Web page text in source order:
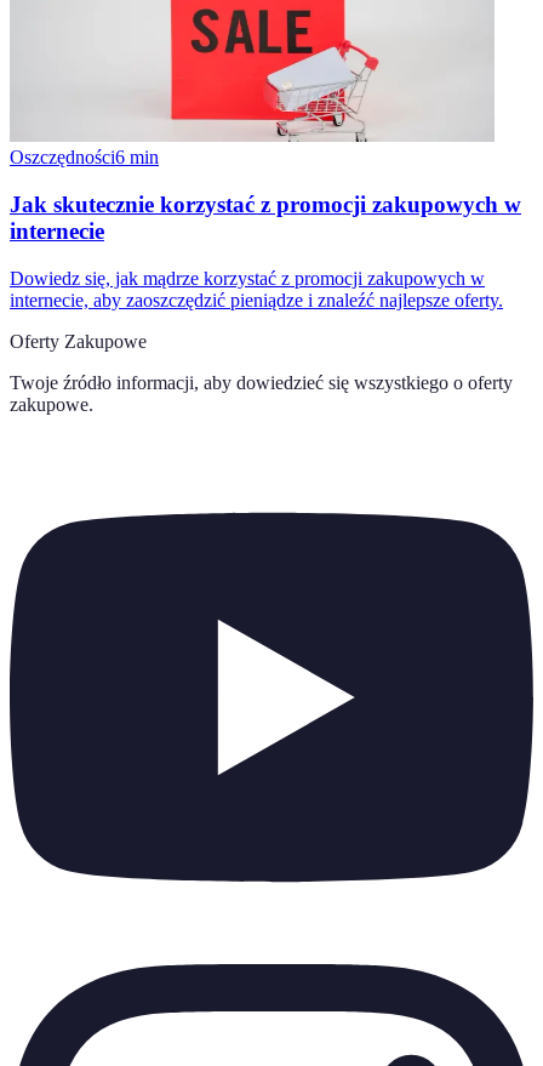
Oszczędności6 min
Jak skutecznie korzystać z promocji zakupowych w
internecie
Dowiedz się, jak mądrze korzystać z promocji zakupowych w
internecie, aby zaoszczędzić pieniądze i znaleźć najlepsze oferty.
Oferty Zakupowe
Twoje źródło informacji, aby dowiedzieć się wszystkiego o oferty
zakupowe.